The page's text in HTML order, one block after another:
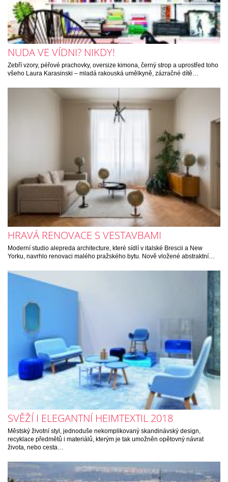
NUDA VE VÍDNI? NIKDY!
Zebří vzory, péřové prachovky, oversize kimona, černý strop a uprostřed toho
všeho Laura Karasinski – mladá rakouská umělkyně, zázračné dítě…
HRAVÁ RENOVACE S VESTAVBAMI
Moderní studio alepreda architecture, které sídlí v italské Brescii a New
Yorku, navrhlo renovaci malého pražského bytu. Nově vložené abstraktní…
SVĚŽÍ I ELEGANTNÍ HEIMTEXTIL 2018
Městský životní styl, jednoduše nekomplikovaný skandinávský design,
recyklace předmětů i materiálů, kterým je tak umožněn opětovný návrat
života, nebo cesta…